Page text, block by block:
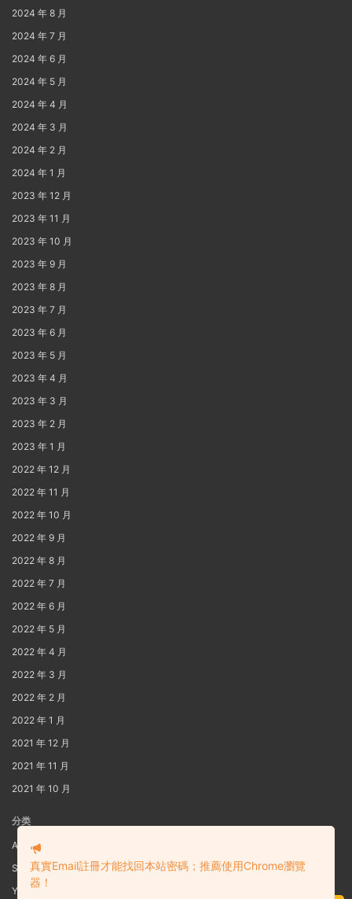
2024 年 8 月
2024 年 7 月
2024 年 6 月
2024 年 5 月
2024 年 4 月
2024 年 3 月
2024 年 2 月
2024 年 1 月
2023 年 12 月
2023 年 11 月
2023 年 10 月
2023 年 9 月
2023 年 8 月
2023 年 7 月
2023 年 6 月
2023 年 5 月
2023 年 4 月
2023 年 3 月
2023 年 2 月
2023 年 1 月
2022 年 12 月
2022 年 11 月
2022 年 10 月
2022 年 9 月
2022 年 8 月
2022 年 7 月
2022 年 6 月
2022 年 5 月
2022 年 4 月
2022 年 3 月
2022 年 2 月
2022 年 1 月
2021 年 12 月
2021 年 11 月
2021 年 10 月
分类
AIG
S3
Yaoi
真實Email註冊才能找回本站密碼；推薦使用Chrome瀏覽
器！